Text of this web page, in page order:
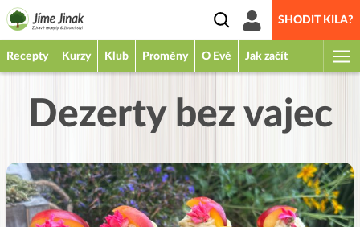
SHODIT KILA?
Recepty Kurzy Klub Proměny O Evě Jak začít
Dezerty bez vajec